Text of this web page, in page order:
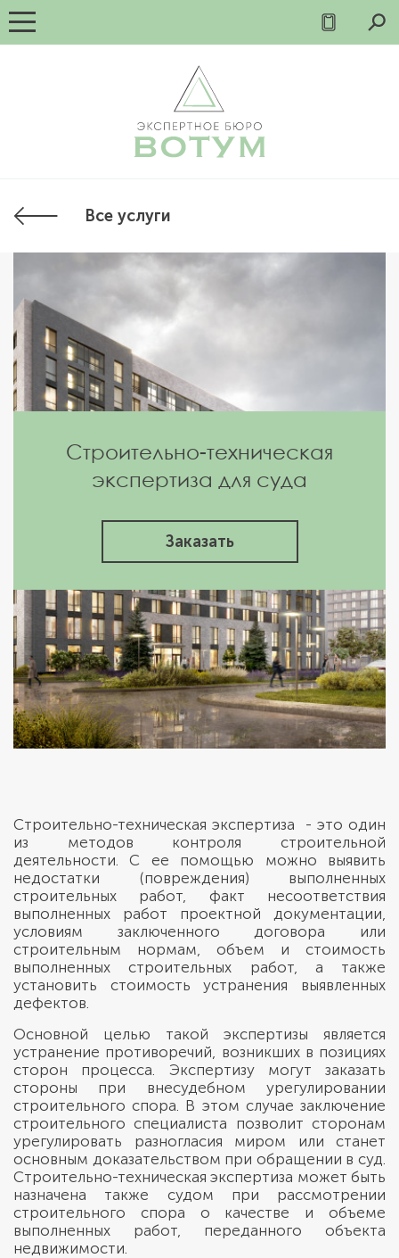
Все услуги
Строительно-техническая
экспертиза для суда
Заказать
Строительно-техническая экспертиза - это один
из методов контроля строительной
деятельности. С ее помощью можно выявить
недостатки (повреждения) выполненных
строительных работ, факт несоответствия
выполненных работ проектной документации,
условиям заключенного договора или
строительным нормам, объем и стоимость
выполненных строительных работ, а также
установить стоимость устранения выявленных
дефектов.
Основной целью такой экспертизы является
устранение противоречий, возникших в позициях
сторон процесса. Экспертизу могут заказать
стороны при внесудебном урегулировании
строительного спора. В этом случае заключение
строительного специалиста позволит сторонам
урегулировать разногласия миром или станет
основным доказательством при обращении в суд.
Строительно-техническая экспертиза может быть
назначена также судом при рассмотрении
строительного спора о качестве и объеме
выполненных работ, переданного объекта
недвижимости.